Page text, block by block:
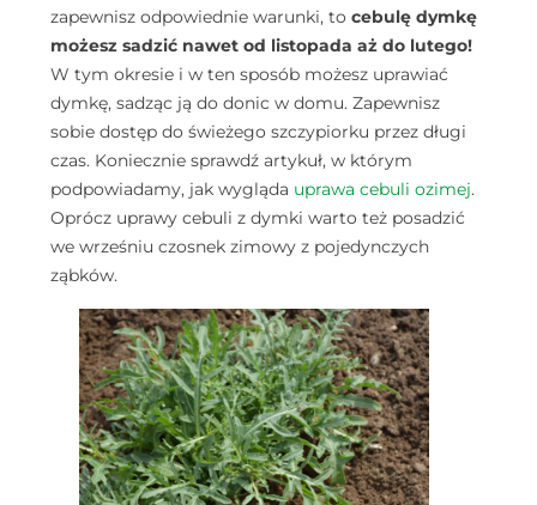
zapewnisz odpowiednie warunki, to cebulę dymkę
możesz sadzić nawet od listopada aż do lutego!
W tym okresie i w ten sposób możesz uprawiać
dymkę, sadząc ją do donic w domu. Zapewnisz
sobie dostęp do świeżego szczypiorku przez długi
czas. Koniecznie sprawdź artykuł, w którym
podpowiadamy, jak wygląda uprawa cebuli ozimej.
Oprócz uprawy cebuli z dymki warto też posadzić
we wrześniu czosnek zimowy z pojedynczych
ząbków.